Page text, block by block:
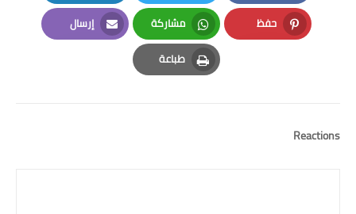
Facebook
Twitter
LinkedIn
حفظ
Pinterest
مشاركة
Whatsapp
إرسال
Email
طباعة
Print
Reactions